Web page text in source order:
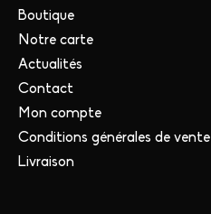
Boutique
Notre carte
Actualités
Contact
Mon compte
Conditions générales de vente
Livraison